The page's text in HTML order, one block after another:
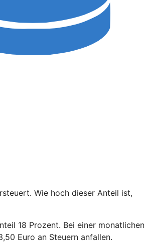
Wie hoch dieser Anteil ist,
18 Prozent. Bei einer monatlichen
Euro an Steuern anfallen.